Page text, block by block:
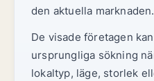
den aktuella marknaden.
De visade företagen
ursprungliga sökning
lokaltyp, läge, storlek